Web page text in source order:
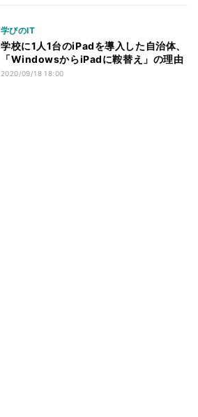
学びのIT
学校に1人1台のiPadを導入した自治体、
「WindowsからiPadに鞍替え」の理由
2020/09/18 18:00